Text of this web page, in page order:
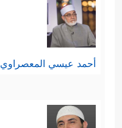
أحمد عيسي المعصراوي